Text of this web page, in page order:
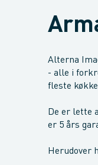
Alterna
- alle i
fleste
De er lette
er 5 års
Herudover